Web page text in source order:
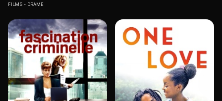
FILMS DRAME